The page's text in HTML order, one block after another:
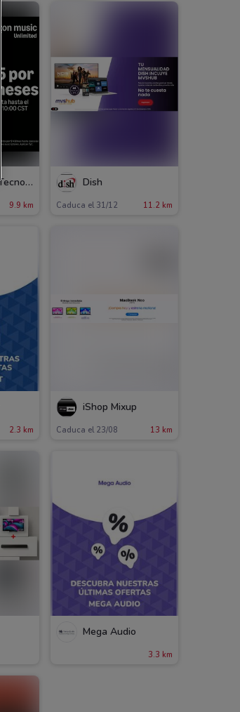
Plaza de la Tecnología
9.9 km
Dish
Caduca el 31/12 11.2 km
2.3 km
iShop Mixup
Caduca el 23/08 13 km
Mega Audio
3.3 km